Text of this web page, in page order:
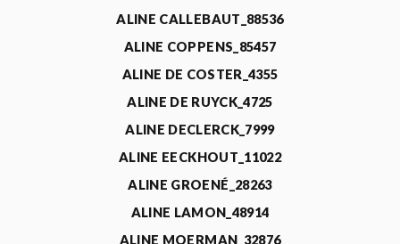
ALINE CALLEBAUT_88536
ALINE COPPENS_85457
ALINE DE COSTER_4355
ALINE DE RUYCK_4725
ALINE DECLERCK_7999
ALINE EECKHOUT_11022
ALINE GROENÉ_28263
ALINE LAMON_48914
ALINE MOERMAN_32876